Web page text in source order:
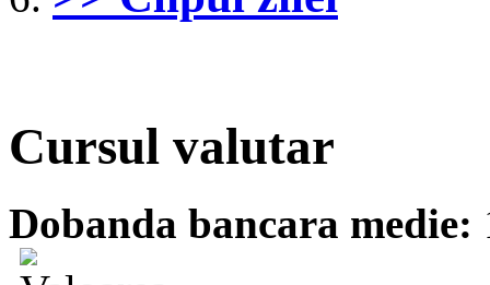
Cursul valutar
Dobanda bancara medie: